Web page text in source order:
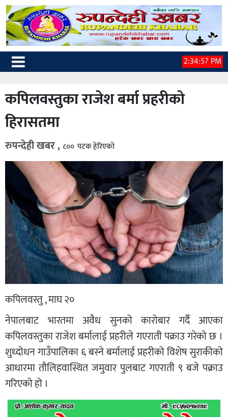
2:34:58 PM
कपिलवस्तुका राजेश बर्मा प्रहरीको
हिरासतमा
रुपन्देही खबर , ८०० पटक हेरिएको
कपिलवस्तु , माघ २०
नेपालबाट भारतमा अवैध सुनको कारोबार गर्दै आएका
कपिलवस्तुका राजेश बर्मालाई प्रहरीले गएराती पक्राउ गरेको छ ।
शुध्दोधन गाउँपालिका ६ बस्ने बर्मालाई प्रहरीको विशेष सुराकीको
आधारमा तौलिहवास्थित जमुवार पुलबाट गएराती ९ बजे पक्राउ
गरिएको हो ।